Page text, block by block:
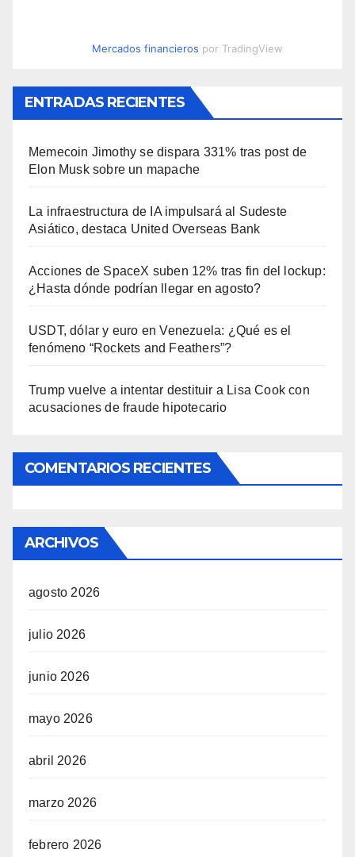
Mercados financieros por TradingView
ENTRADAS RECIENTES
Memecoin Jimothy se dispara 331% tras post de
Elon Musk sobre un mapache
La infraestructura de IA impulsará al Sudeste
Asiático, destaca United Overseas Bank
Acciones de SpaceX suben 12% tras fin del lockup:
¿Hasta dónde podrían llegar en agosto?
USDT, dólar y euro en Venezuela: ¿Qué es el
fenómeno “Rockets and Feathers”?
Trump vuelve a intentar destituir a Lisa Cook con
acusaciones de fraude hipotecario
COMENTARIOS RECIENTES
ARCHIVOS
agosto 2026
julio 2026
junio 2026
mayo 2026
abril 2026
marzo 2026
febrero 2026